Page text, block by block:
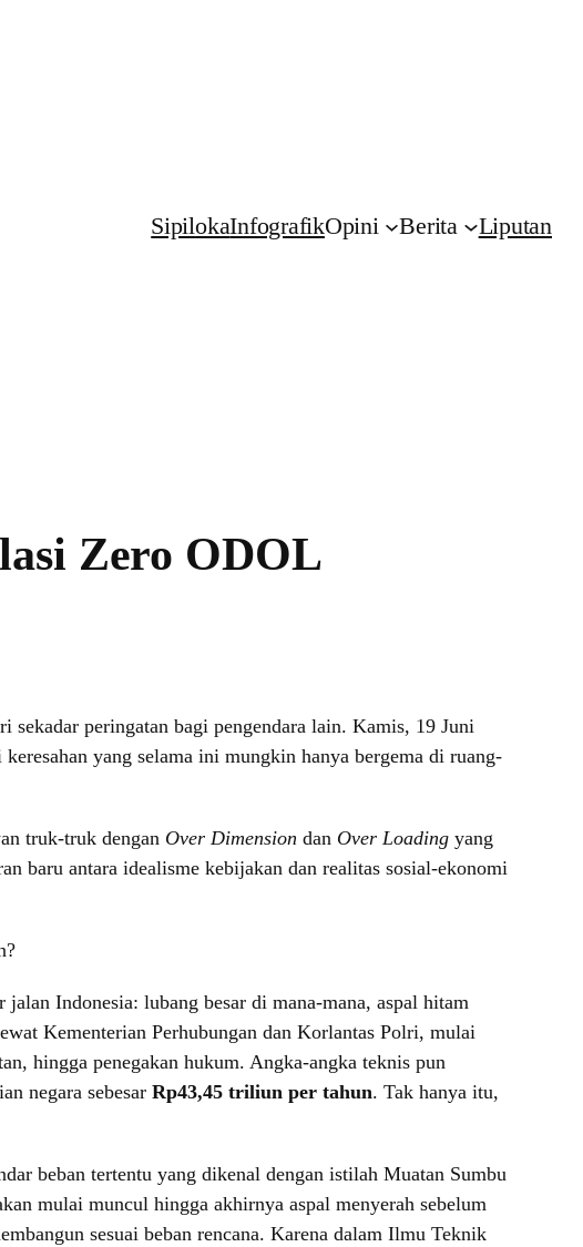
SipilokaInfografikOpini Berita Liputan
Zero ODOL
sekadar peringatan bagi pengendara lain. Kamis, 19 Juni
yang selama ini mungkin hanya bergema di ruang-
truk-truk dengan Over Dimension dan Over Loading yang
baru antara idealisme kebijakan dan realitas sosial-ekonomi
Indonesia: lubang besar di mana-mana, aspal hitam
Kementerian Perhubungan dan Korlantas Polri, mulai
hingga penegakan hukum. Angka-angka teknis pun
negara sebesar Rp43,45 triliun per tahun. Tak hanya itu,
beban tertentu yang dikenal dengan istilah Muatan Sumbu
mulai muncul hingga akhirnya aspal menyerah sebelum
sesuai beban rencana. Karena dalam Ilmu Teknik